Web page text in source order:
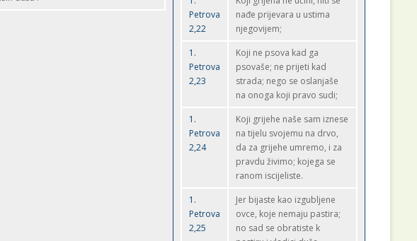
Petrova
2,22
nađe prijevara u ustima
njegovijem;
1.
Petrova
2,23
Koji ne psova kad ga
psovaše; ne prijeti kad
strada; nego se oslanjaše
na onoga koji pravo sudi;
1.
Petrova
2,24
Koji grijehe naše sam iznese
na tijelu svojemu na drvo,
da za grijehe umremo, i za
pravdu živimo; kojega se
ranom iscijeliste.
1.
Petrova
2,25
Jer bijaste kao izgubljene
ovce, koje nemaju pastira;
no sad se obratiste k